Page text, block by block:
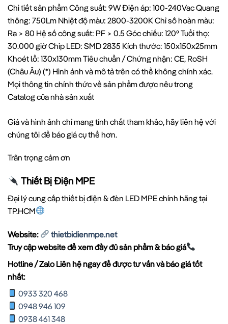
Chi tiết sản phẩm Công suất: 9W Điện áp: 100-240Vac Quang
thông: 750Lm Nhiệt độ màu: 2800-3200K Chỉ số hoàn màu:
Ra > 80 Hệ số công suất: PF > 0.5 Góc chiếu: 120⁰ Tuổi thọ:
30.000 giờ Chip LED: SMD 2835 Kích thước: 150x150x25mm
Khoét lổ: 130x130mm Tiêu chuẩn / Chứng nhận: CE, RoSH
(Châu Âu) (*) Hình ảnh và mô tả trên có thể không chính xác.
Mọi thông tin chính thức về sản phẩm được nêu trong
Catalog của nhà sản xuất
Giá và hình ảnh chỉ mang tính chất tham khảo, hãy liên hệ với
chúng tôi để báo giá cụ thể hơn.
Trân trọng cảm ơn
Thiết Bị Điện MPE
Đại lý cung cấp thiết bị điện & đèn LED MPE chính hãng tại
TP.HCM
Website:
thietbidienmpe.net
Truy cập website để xem đầy đủ sản phẩm & báo giá
Hotline / Zalo Liên hệ ngay để được tư vấn và báo giá tốt
nhất:
0933 320 468
0948 946 109
0938 461 348